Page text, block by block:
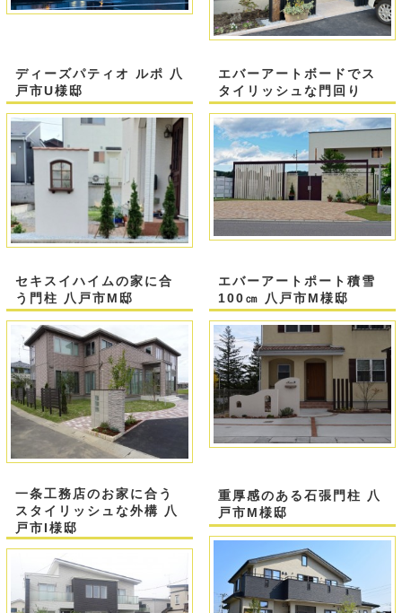
ディーズパティオ ルポ 八
戸市U様邸
エバーアートボードでス
タイリッシュな門回り
セキスイハイムの家に合
う門柱 八戸市M邸
エバーアートポート積雪
100㎝ 八戸市M様邸
一条工務店のお家に合う
スタイリッシュな外構 八
戸市I様邸
重厚感のある石張門柱 八
戸市M様邸